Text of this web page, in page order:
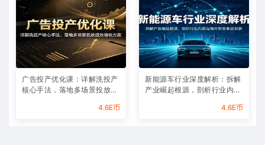
广告投产优化课：详解洗投产
核心手法，落地多场景投放提
4.6E币
新能源车行业深度解析：拆解
产业崛起根源，剖析行业内卷
4.6E币